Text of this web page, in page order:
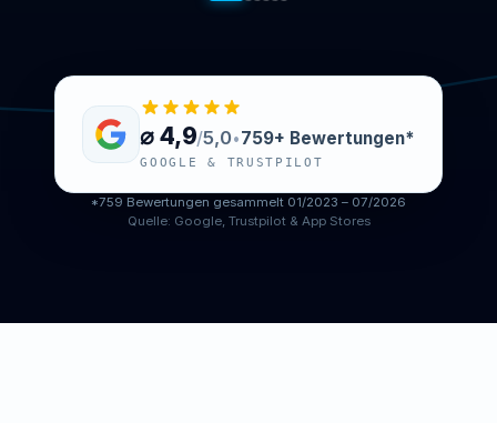
⌀ 4,9/5,0•759+ Bewertungen*
GOOGLE & TRUSTPILOT
*759 Bewertungen gesammelt 01/2023 – 07/2026
Quelle: Google, Trustpilot & App Stores